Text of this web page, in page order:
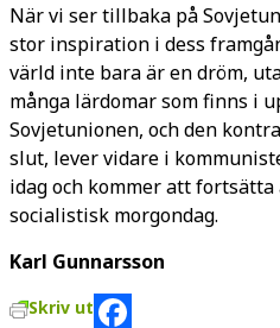
När vi ser tillbaka på
stor inspiration i dess
värld inte bara är en dröm,
många lärdomar som finns i
Sovjetunionen, och den
slut, lever vidare i
idag och kommer att
socialistisk morgondag.
Karl Gunnarsson
Skriv ut